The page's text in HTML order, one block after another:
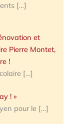
[…]
et
Pierre Montet,
!
[…]
! »
pour le […]